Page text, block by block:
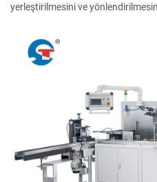
yerleştirilmesini ve